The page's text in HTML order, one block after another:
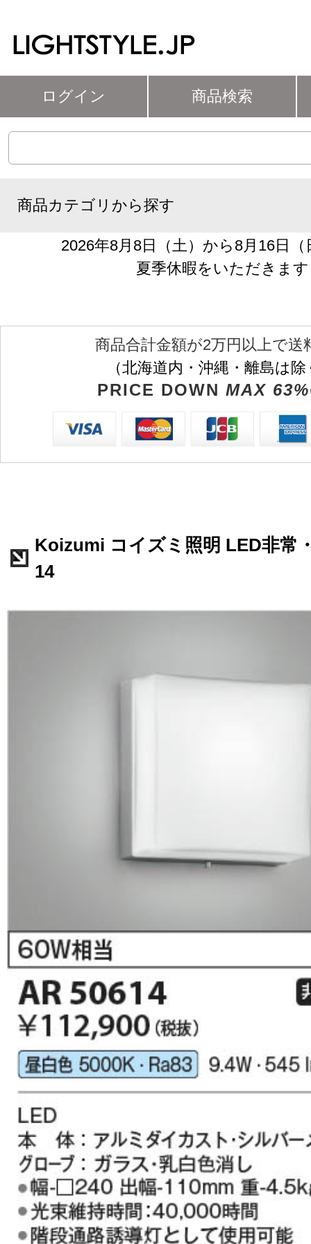
ログイン 商品検索
商品カテゴリから探す
2026年8月8日（土）から8月16日
夏季休暇をいただきます
商品合計金額が2万円以上で送
（北海道内・沖縄・離島は
PRICE DOWN MAX
Koizumi コイズミ照明 LED非常
14